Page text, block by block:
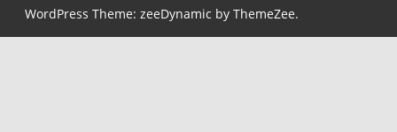
WordPress Theme: zeeDynamic by ThemeZee.